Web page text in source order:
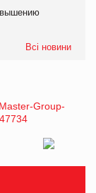
Всі новини